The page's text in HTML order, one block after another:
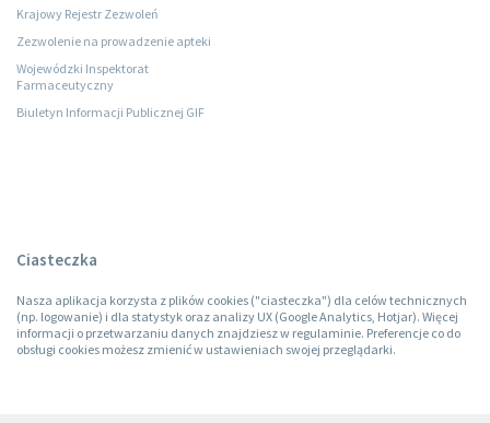
Krajowy Rejestr Zezwoleń
Zezwolenie na prowadzenie apteki
Wojewódzki Inspektorat
Farmaceutyczny
Biuletyn Informacji Publicznej GIF
Ciasteczka
Nasza aplikacja korzysta z plików cookies ("ciasteczka") dla celów technicznych
(np. logowanie) i dla statystyk oraz analizy UX (Google Analytics, Hotjar). Więcej
informacji o przetwarzaniu danych znajdziesz w regulaminie. Preferencje co do
obsługi cookies możesz zmienić w ustawieniach swojej przeglądarki.